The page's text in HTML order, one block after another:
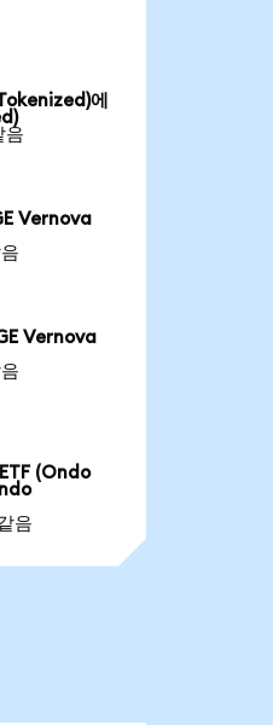
에
음
Vernova
Vernova
(Ondo
음